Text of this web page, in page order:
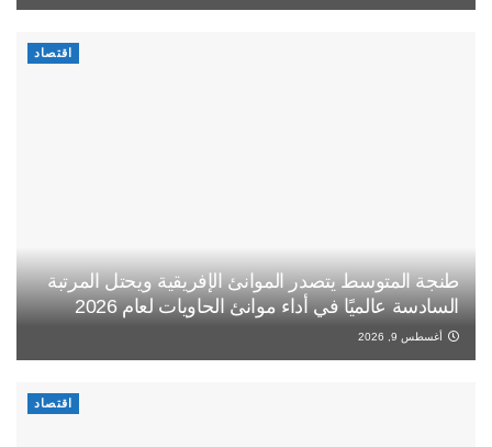
اقتصاد
طنجة المتوسط يتصدر الموانئ الإفريقية ويحتل المرتبة
السادسة عالميًا في أداء موانئ الحاويات لعام 2026
أغسطس 9, 2026
اقتصاد